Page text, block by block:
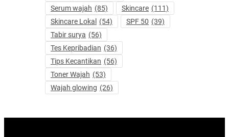
Serum wajah (85) Skincare (111)
Skincare Lokal
(54) SPF 50 (39)
Tabir surya (56)
Tes Kepribadian (36)
Tips Kecantikan (56)
Toner Wajah (53)
Wajah glowing (26)